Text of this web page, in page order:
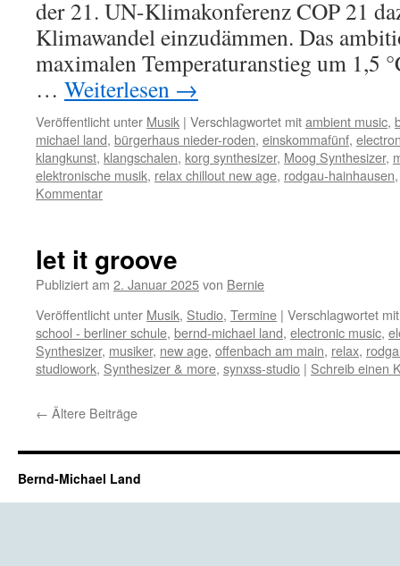
der 21. UN-Klimakonferenz COP 21
Klimawandel⁠ einzudämmen. Das
maximalen Temperaturanstieg um 1,5
… Weiterlesen →
Veröffentlicht unter Musik | Verschlagwortet mitambient music,
michael land, bürgerhaus nieder-roden, einskommafünf,
klangkunst, klangschalen, korg synthesizer, Moog Synthesizer,
elektronische musik, relax chillout new age, rodgau-hainhausen
Kommentar
let it groove
Publiziert am 2. Januar 2025von Bernie
Veröffentlicht unter Musik, Studio, Termine | Verschlagwortet mit
school - berliner schule, bernd-michael land, electronic music,
Synthesizer, musiker, new age, offenbach am main, relax,
studiowork, Synthesizer & more, synxss-studio | Schreib einen
← Ältere Beiträge
Bernd-Michael Land